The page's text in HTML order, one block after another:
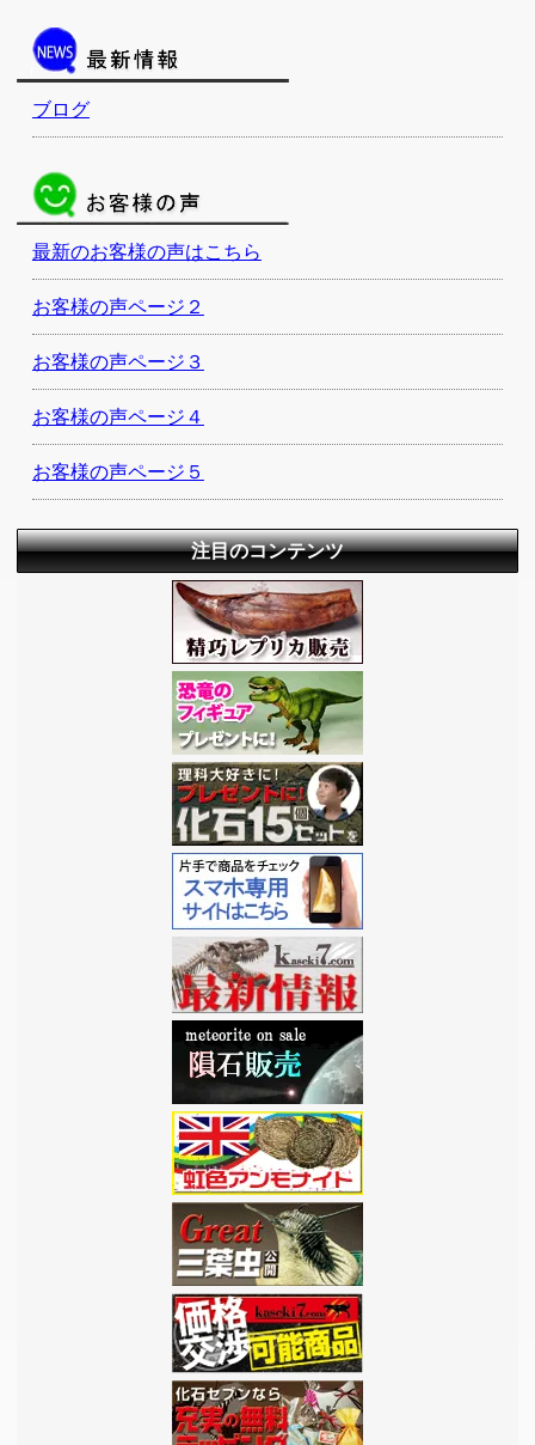
ブログ
最新のお客様の声はこちら
お客様の声ページ２
お客様の声ページ３
お客様の声ページ４
お客様の声ページ５
注目のコンテンツ